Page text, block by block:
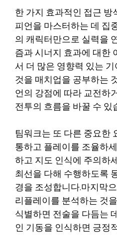
한 가지 효과적인 접근 방
피언을 마스터하는 데 집
의 캐릭터만으로 실력을
즘과 시너지 효과에 대한
서 더 많은 영향력 있는
것을 매치업을 공부하는
언의 강점에 따라 교전하
전투의 흐름을 바꿀 수 있
팀워크는 또 다른 중요한
통하고 플레이를 조율하
하고 지도 인식에 주의하
최선을 다해 수행하도록
경을 조성합니다.마지막
리플레이를 분석하는 것
식별하면 전술을 다듬는
인 기동을 인식하면 긍정